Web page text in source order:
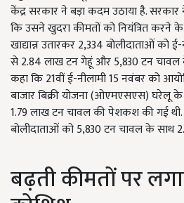
केंद्र सरकार ने बड़ा कदम उठाया है.
कि उसने खुदरा कीमतों को नियंत्रित करने
खाद्यान्न उतारकर 2,334 बोलीदाताओं को
से 2.84 लाख टन गेहूं और 5,830 टन चावल
कहा कि 21वीं ई-नीलामी 15 नवंबर को
बाजार बिक्री योजना (ओएमएसएस) घरेलू
1.79 लाख टन चावल की पेशकश की गई थी.
बोलीदाताओं को 5,830 टन चावल के साथ
बढ़ती कीमतों पर